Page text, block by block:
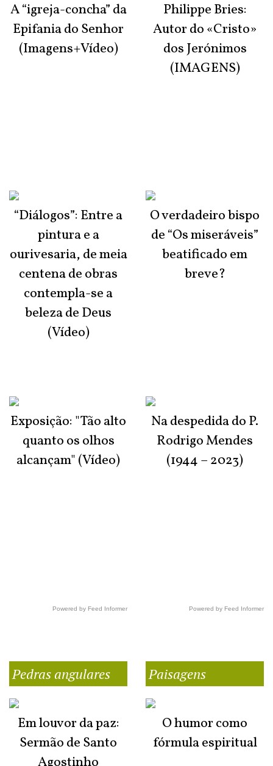
A “igreja-concha” da
Epifania do Senhor
(Imagens+Vídeo)
“Diálogos”: Entre a
pintura e a
ourivesaria, de meia
centena de obras
contempla-se a
beleza de Deus
(Vídeo)
Exposição: "Tão alto
quanto os olhos
alcançam" (Vídeo)
Powered by Feed Informer
Philippe Bries:
Autor do «Cristo»
dos Jerónimos
(IMAGENS)
O verdadeiro bispo
de “Os miseráveis”
beatificado em
breve?
Na despedida do P.
Rodrigo Mendes
(1944 – 2023)
Powered by Feed Informer
Pedras angulares
Em louvor da paz:
Sermão de Santo
Paisagens
O humor como
fórmula espiritual